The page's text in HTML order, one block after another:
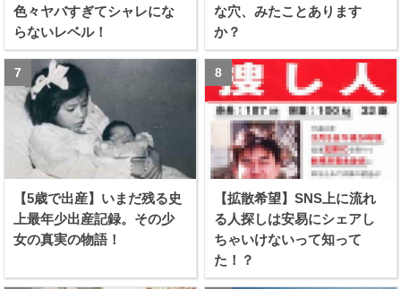
色々ヤバすぎてシャレにな
らないレベル！
な穴、みたことあります
か？
【5歳で出産】いまだ残る史
上最年少出産記録。その少
女の真実の物語！
【拡散希望】SNS上に流れ
る人探しは安易にシェアし
ちゃいけないって知って
た！？